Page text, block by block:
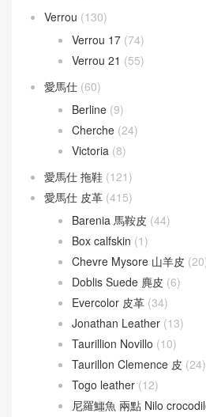
Verrou (130)
Verrou 17 (74)
Verrou 21 (55)
愛馬仕 (60)
Berline (9)
Cherche (24)
Victoria (8)
愛馬仕 拖鞋 (121)
愛馬仕 皮革 (415)
Barenia 馬鞍皮 (44)
Box calfskin (1)
Chevre Mysore 山羊皮
Doblis Suede 麂皮 (6)
Evercolor 皮革 (34)
Jonathan Leather (13)
Taurillion Novillo (10)
Taurillon Clemence 皮 (24)
Togo leather (12)
尼羅鱷魚 兩點 Nilo